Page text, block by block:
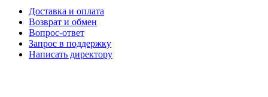
Доставка и оплата
Возврат и обмен
Вопрос-ответ
Запрос в поддержку
Написать директору